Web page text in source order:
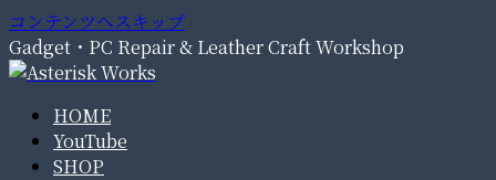
コンテンツへスキップ
Gadget・PC Repair & Leather Craft Workshop
HOME
YouTube
SHOP